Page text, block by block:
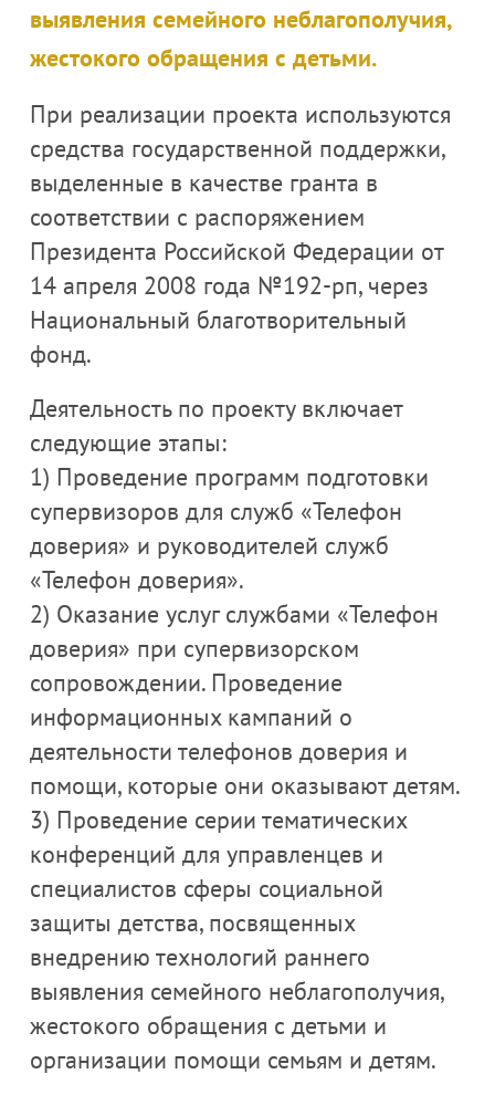
выявления семейного неблагополучия,
жестокого обращения с детьми.
При реализации проекта используются
средства государственной поддержки,
выделенные в качестве гранта в
соответствии с распоряжением
Президента Российской Федерации от
14 апреля 2008 года №192-рп, через
Национальный благотворительный
фонд.
Деятельность по проекту включает
следующие этапы:
1) Проведение программ подготовки
супервизоров для служб «Телефон
доверия» и руководителей служб
«Телефон доверия».
2) Оказание услуг службами «Телефон
доверия» при супервизорском
сопровождении. Проведение
информационных кампаний о
деятельности телефонов доверия и
помощи, которые они оказывают детям.
3) Проведение серии тематических
конференций для управленцев и
специалистов сферы социальной
защиты детства, посвященных
внедрению технологий раннего
выявления семейного неблагополучия,
жестокого обращения с детьми и
организации помощи семьям и детям.